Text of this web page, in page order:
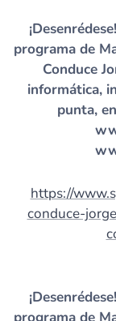
programa de
Conduce
informática,
punta,
https://
conduce-
programa de